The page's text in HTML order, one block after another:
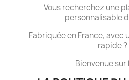
Vous recherchez une
personnalisable
Fabriquée en France, avec
rapide ?
Bienvenue sur